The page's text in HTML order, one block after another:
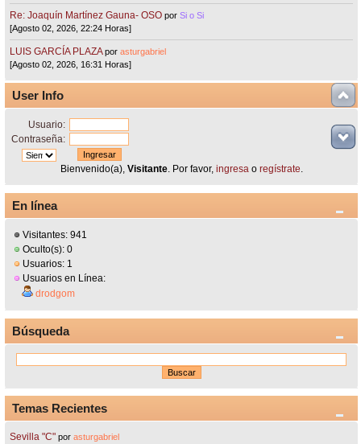
Re: Joaquín Martínez Gauna- OSO porSi o Si
[Agosto 02, 2026, 22:24 Horas]
LUIS GARCÍA PLAZA porasturgabriel
[Agosto 02, 2026, 16:31 Horas]
User Info
Usuario:
Contraseña:
Bienvenido(a), Visitante. Por favor, ingresao regístrate.
En línea
Visitantes: 941
Oculto(s): 0
Usuarios: 1
Usuarios en Línea:
drodgom
Búsqueda
Temas Recientes
Sevilla "C"porasturgabriel